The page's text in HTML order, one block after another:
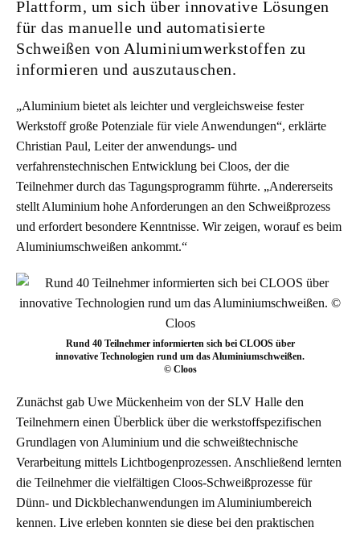
Plattform, um sich über innovative Lösungen
für das manuelle und automatisierte
Schweißen von Aluminiumwerkstoffen zu
informieren und auszutauschen.
„Aluminium bietet als leichter und vergleichsweise fester
Werkstoff große Potenziale für viele Anwendungen“, erklärte
Christian Paul, Leiter der anwendungs- und
verfahrenstechnischen Entwicklung bei Cloos, der die
Teilnehmer durch das Tagungsprogramm führte. „Andererseits
stellt Aluminium hohe Anforderungen an den Schweißprozess
und erfordert besondere Kenntnisse. Wir zeigen, worauf es beim
Aluminiumschweißen ankommt.“
Rund 40 Teilnehmer informierten sich bei CLOOS über
innovative Technologien rund um das Aluminiumschweißen.
© Cloos
Zunächst gab Uwe Mückenheim von der SLV Halle den
Teilnehmern einen Überblick über die werkstoffspezifischen
Grundlagen von Aluminium und die schweißtechnische
Verarbeitung mittels Lichtbogenprozessen. Anschließend lernten
die Teilnehmer die vielfältigen Cloos-Schweißprozesse für
Dünn- und Dickblechanwendungen im Aluminiumbereich
kennen. Live erleben konnten sie diese bei den praktischen